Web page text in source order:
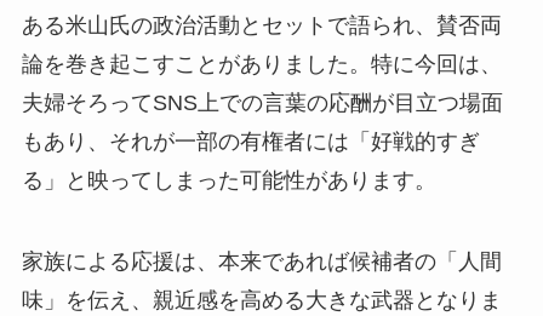
ある米山氏の政治活動とセットで語られ、賛否両
論を巻き起こすことがありました。特に今回は、
夫婦そろってSNS上での言葉の応酬が目立つ場面
もあり、それが一部の有権者には「好戦的すぎ
る」と映ってしまった可能性があります。
家族による応援は、本来であれば候補者の「人間
味」を伝え、親近感を高める大きな武器となりま